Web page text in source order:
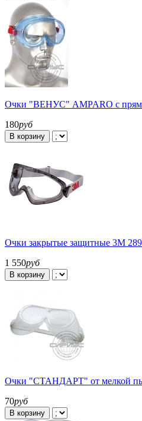
Очки "ВЕНУС" AMPARO с
180руб
В корзину
Очки закрытые защитные 3М
1 550руб
В корзину
Очки "СТАНДАРТ" от мелкой
70руб
В корзину